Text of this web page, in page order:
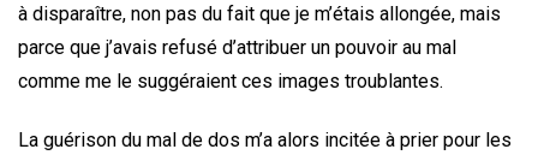
à disparaître, non pas du fait que je m’étais allongée, mais
parce que j’avais refusé d’attribuer un pouvoir au mal
comme me le suggéraient ces images troublantes.
La guérison du mal de dos m’a alors incitée à prier pour les